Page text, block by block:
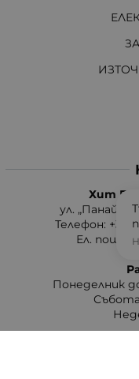
Хит
ул.
Телефон: +359
Ел. поща:
Понеделник